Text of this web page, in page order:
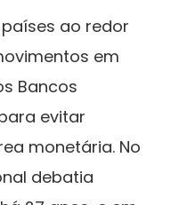
países ao redor
em
Bancos
evitar
monetária. No
debatia